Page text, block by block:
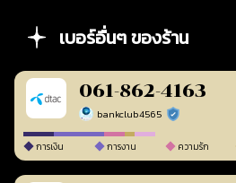
เบอร์อื่นๆ ของร้าน
061-862-4163
bankclub4565 ร้านยืนยันแล้ว
การเงิน การงาน ความรัก